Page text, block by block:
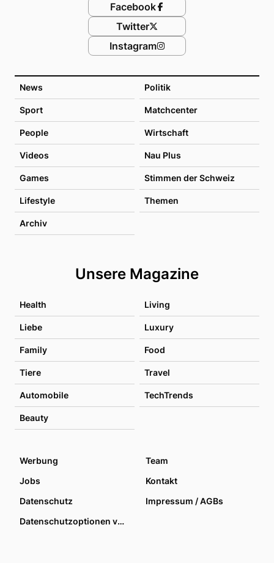
News Politik
Sport Matchcenter
People Wirtschaft
Videos Nau Plus
Games Stimmen der Schweiz
Lifestyle Themen
Archiv
Unsere Magazine
Health Living
Liebe Luxury
Family Food
Tiere Travel
Automobile TechTrends
Beauty
Facebook
Twitter
Instagram
Werbung
Team
Jobs
Kontakt
Datenschutz
Impressum / AGBs
Datenschutzoptionen verwalten